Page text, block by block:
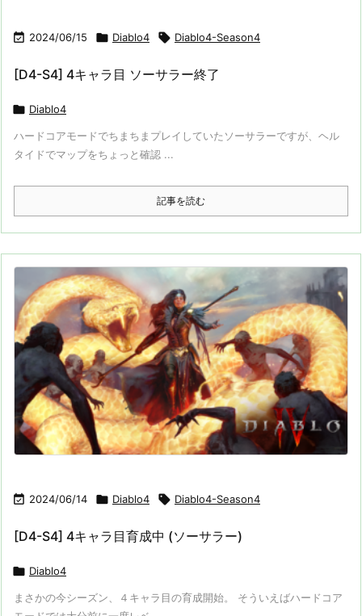
 2024/06/15  Diablo4  Diablo4-Season4
[D4-S4] 4キャラ目 ソーサラー終了
 Diablo4
ハードコアモードでちまちまプレイしていたソーサラーですが、ヘル
タイドでマップをちょっと確認 ...
記事を読む
 2024/06/14  Diablo4  Diablo4-Season4
[D4-S4] 4キャラ目育成中 (ソーサラー)
 Diablo4
まさかの今シーズン、４キャラ目の育成開始。 そういえばハードコア